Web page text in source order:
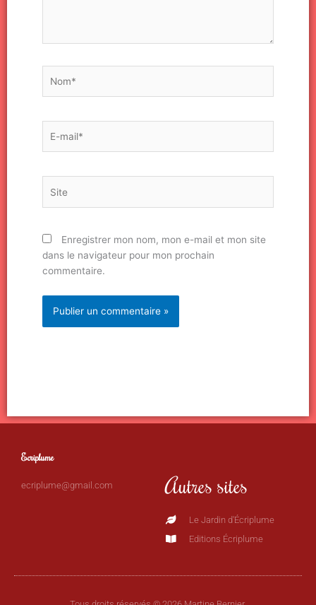
mail*
Enregistrer mon nom, mon e-mail et mon site
dans le navigateur pour mon prochain
commentaire.
Ecriplume
ecriplume@gmail.com Autres sites
Le Jardin d'Écriplume
Editions Écriplume